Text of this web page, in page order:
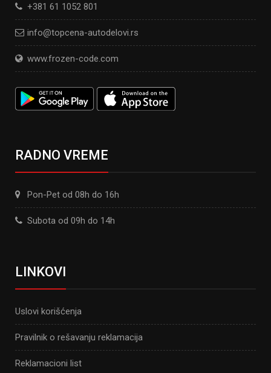
+381 61 1052 801
info@topcena-autodelovi.rs
www.frozen-code.com
RADNO VREME
Pon-Pet od 08h do 16h
Subota od 09h do 14h
LINKOVI
Uslovi korišćenja
Pravilnik o rešavanju reklamacija
Reklamacioni list